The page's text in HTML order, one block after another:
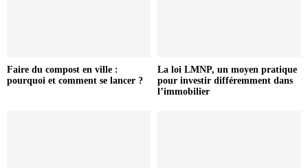
Faire du compost en ville :
pourquoi et comment se lancer ?
La loi LMNP, un moyen pratique
pour investir différemment dans
l’immobilier